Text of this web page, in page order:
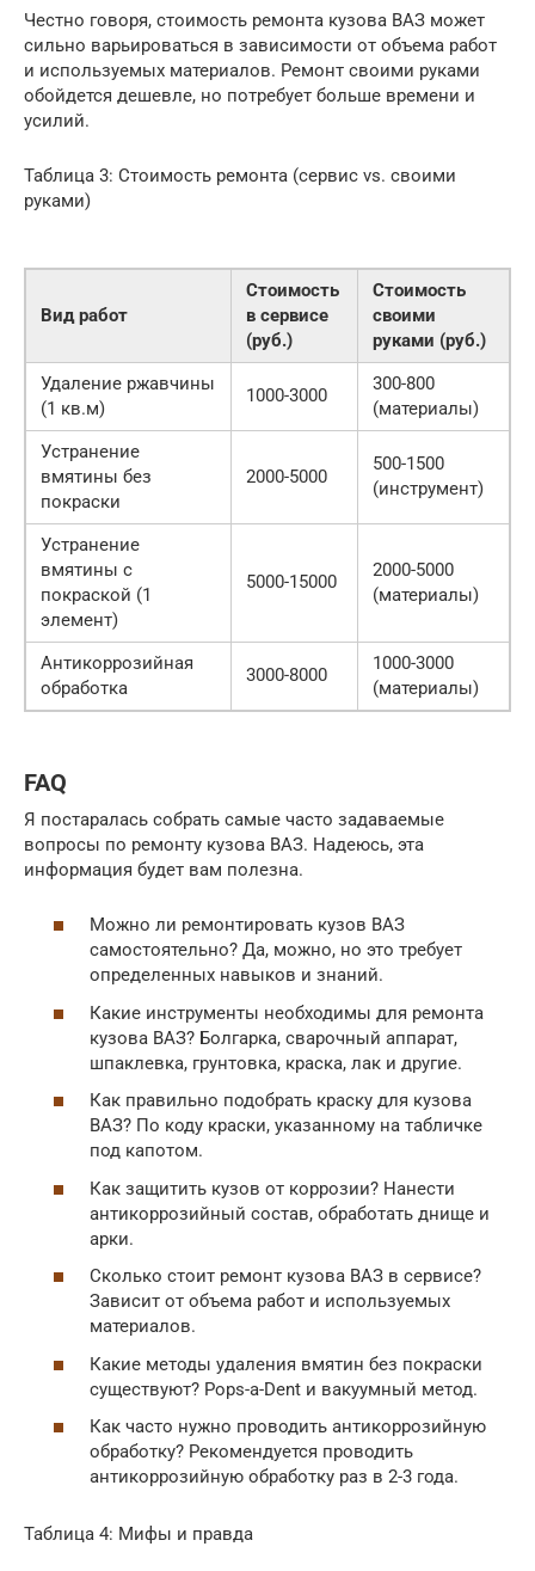
Честно говоря, стоимость ремонта кузова ВАЗ может
сильно варьироваться в зависимости от объема работ
и используемых материалов. Ремонт своими руками
обойдется дешевле, но потребует больше времени и
усилий.
Таблица 3: Стоимость ремонта (сервис vs. своими
руками)
Вид работ
Стоимость
в сервисе
(руб.)
Стоимость
своими
руками (руб.)
Удаление ржавчины
(1 кв.м)
1000-3000
300-800
(материалы)
Устранение
вмятины без
покраски
2000-5000
500-1500
(инструмент)
Устранение
вмятины с
покраской (1
элемент)
5000-15000
2000-5000
(материалы)
Антикоррозийная
обработка
3000-8000
1000-3000
(материалы)
FAQ
Я постаралась собрать самые часто задаваемые
вопросы по ремонту кузова ВАЗ. Надеюсь, эта
информация будет вам полезна.
Можно ли ремонтировать кузов ВАЗ
самостоятельно? Да, можно, но это требует
определенных навыков и знаний.
Какие инструменты необходимы для ремонта
кузова ВАЗ? Болгарка, сварочный аппарат,
шпаклевка, грунтовка, краска, лак и другие.
Как правильно подобрать краску для кузова
ВАЗ? По коду краски, указанному на табличке
под капотом.
Как защитить кузов от коррозии? Нанести
антикоррозийный состав, обработать днище и
арки.
Сколько стоит ремонт кузова ВАЗ в сервисе?
Зависит от объема работ и используемых
материалов.
Какие методы удаления вмятин без покраски
существуют? Pops-a-Dent и вакуумный метод.
Как часто нужно проводить антикоррозийную
обработку? Рекомендуется проводить
антикоррозийную обработку раз в 2-3 года.
Таблица 4: Мифы и правда